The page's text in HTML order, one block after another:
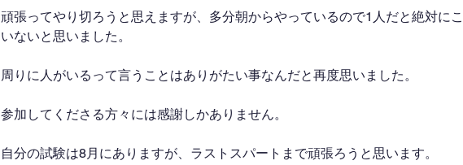
頑張ってやり切ろうと思えますが、多分朝からやっているので1人だと絶対に
いないと思いました。
周りに人がいるって言うことはありがたい事なんだと再度思いました。
参加してくださる方々には感謝しかありません。
自分の試験は8月にありますが、ラストスパートまで頑張ろうと思います。